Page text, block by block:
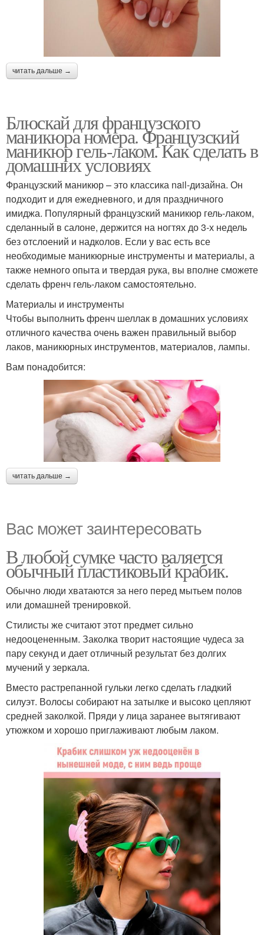
читать дальше →
Блюскай для французского
маникюра номера. Французский
маникюр гель-лаком. Как сделать в
домашних условиях
Французский маникюр – это классика nail-дизайна. Он
подходит и для ежедневного, и для праздничного
имиджа. Популярный французский маникюр гель-лаком,
сделанный в салоне, держится на ногтях до 3-х недель
без отслоений и надколов. Если у вас есть все
необходимые маникюрные инструменты и материалы, а
также немного опыта и твердая рука, вы вполне сможете
сделать френч гель-лаком самостоятельно.
Материалы и инструменты
Чтобы выполнить френч шеллак в домашних условиях
отличного качества очень важен правильный выбор
лаков, маникюрных инструментов, материалов, лампы.
Вам понадобится:
читать дальше →
Вас может заинтересовать
В любой сумке часто валяется
обычный пластиковый крабик.
Обычно люди хватаются за него перед мытьем полов
или домашней тренировкой.
Стилисты же считают этот предмет сильно
недооцененным. Заколка творит настоящие чудеса за
пару секунд и дает отличный результат без долгих
мучений у зеркала.
Вместо растрепанной гульки легко сделать гладкий
силуэт. Волосы собирают на затылке и высоко цепляют
средней заколкой. Пряди у лица заранее вытягивают
утюжком и хорошо приглаживают любым лаком.